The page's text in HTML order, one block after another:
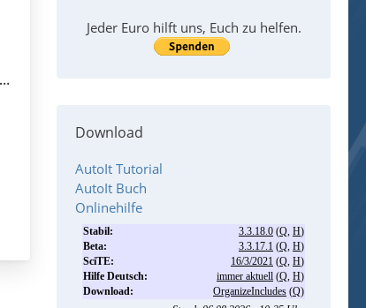
Jeder Euro hilft uns, Euch zu helfen.
Download
AutoIt Tutorial
AutoIt Buch
Onlinehilfe